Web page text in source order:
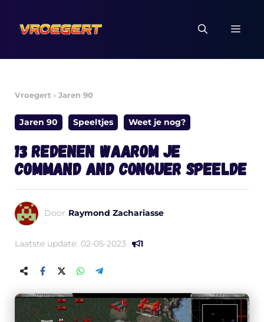
naar
inhoud
Vroegert »Jaren 90
Jaren 90 Speeltjes Weet je nog?
13 redenen waarom je
Command and Conquer speelde
Door Raymond Zachariasse
Laatste update: 02-05-2023 1